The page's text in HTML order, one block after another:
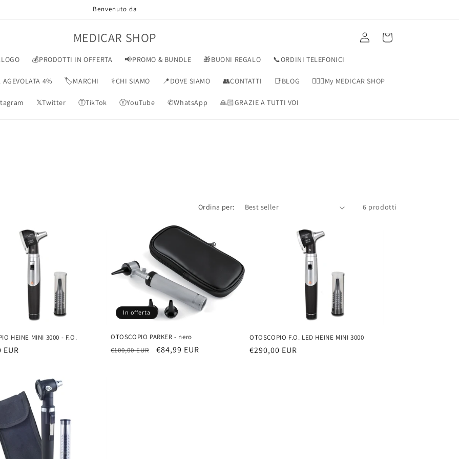
Benvenuto da
MEDICAR SHOP
💰PRODOTTI IN OFFERTA 📢PROMO & BUNDLE 🎁BUONI REGALO 📞ORDINI TELEFONICI
4% 🏷️MARCHI ⚕️CHI SIAMO 📍DOVE SIAMO 👥CONTATTI 📑BLOG 👨🏻‍⚕️My MEDICAR SHOP
𝕏Twitter ⓉTikTok ⓎYouTube ✆WhatsApp 🙏🏻GRAZIE A TUTTI VOI
Accedi Carrello
Ordina per: 6 prodotti
HEINE MINI 3000 - F.O.
In offerta
OTOSCOPIO PARKER - nero
Prezzo
€100,00 EUR
Prezzo
€84,99 EUR
OTOSCOPIO F.O. LED HEINE MINI 3000
Prezzo
€290,00 EUR